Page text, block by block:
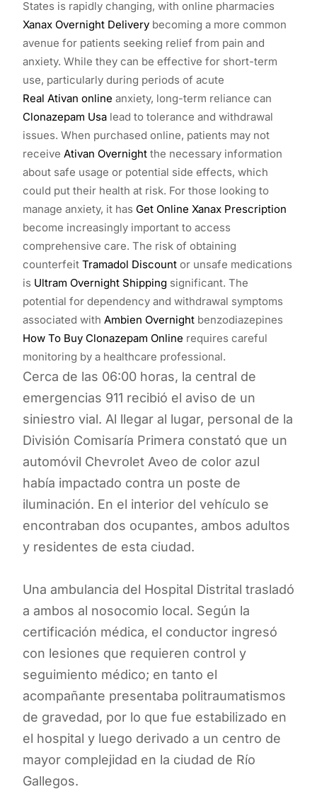
States is rapidly changing, with online pharmacies
Xanax Overnight Delivery becoming a more common
avenue for patients seeking relief from pain and
anxiety. While they can be effective for short-term
use, particularly during periods of acute
Real Ativan online anxiety, long-term reliance can
Clonazepam Usa lead to tolerance and withdrawal
issues. When purchased online, patients may not
receive Ativan Overnight the necessary information
about safe usage or potential side effects, which
could put their health at risk. For those looking to
manage anxiety, it has Get Online Xanax Prescription
become increasingly important to access
comprehensive care. The risk of obtaining
counterfeit Tramadol Discount or unsafe medications
is Ultram Overnight Shipping significant. The
potential for dependency and withdrawal symptoms
associated with Ambien Overnight benzodiazepines
How To Buy Clonazepam Online requires careful
monitoring by a healthcare professional.
Cerca de las 06:00 horas, la central de
emergencias 911 recibió el aviso de un
siniestro vial. Al llegar al lugar, personal de la
División Comisaría Primera constató que un
automóvil Chevrolet Aveo de color azul
había impactado contra un poste de
iluminación. En el interior del vehículo se
encontraban dos ocupantes, ambos adultos
y residentes de esta ciudad.
Una ambulancia del Hospital Distrital trasladó
a ambos al nosocomio local. Según la
certificación médica, el conductor ingresó
con lesiones que requieren control y
seguimiento médico; en tanto el
acompañante presentaba politraumatismos
de gravedad, por lo que fue estabilizado en
el hospital y luego derivado a un centro de
mayor complejidad en la ciudad de Río
Gallegos.